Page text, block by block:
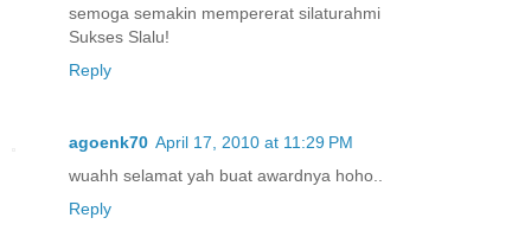
semoga semakin mempererat silaturahmi
Sukses Slalu!
Reply
agoenk70 April 17, 2010 at 11:29 PM
wuahh selamat yah buat awardnya hoho..
Reply